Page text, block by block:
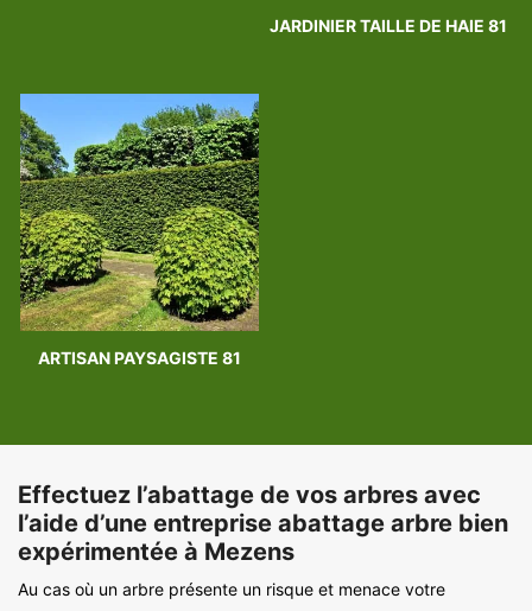
JARDINIER TAILLE DE HAIE 81
ARTISAN PAYSAGISTE 81
Effectuez l’abattage de vos arbres avec
l’aide d’une entreprise abattage arbre bien
expérimentée à Mezens
Au cas où un arbre présente un risque et menace votre